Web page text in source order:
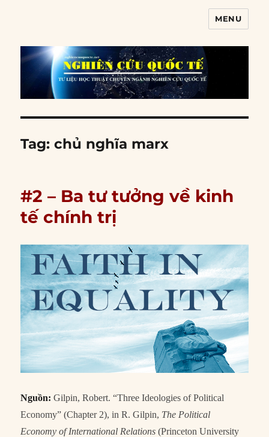
MENU
Tag:chủ nghĩa marx
#2 – Ba tư tưởng về kinh
tế chính trị
Nguồn: Gilpin, Robert. “Three Ideologies of Political
Economy” (Chapter 2), in R. Gilpin, The Political
Economy of International Relations (Princeton University